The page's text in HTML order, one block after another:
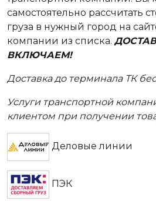
самостоятельно рассчитать
груза в нужный город на
компании из списка.
ВКЛЮЧАЕМ!
Доставка до терминала ТК
Услуги транспортной
клиентом при получении
Деловые линии
ПЭК